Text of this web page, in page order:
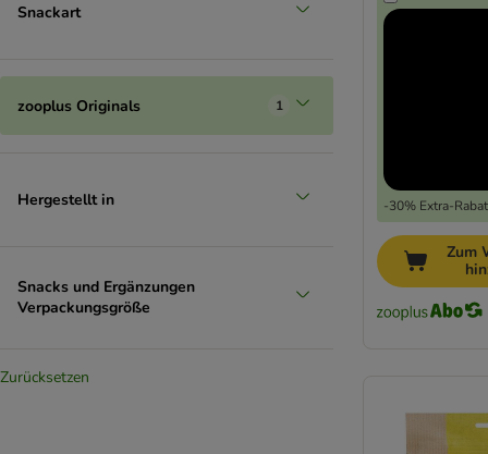
Snackart
zooplus Originals 1
Hergestellt in
Snacks und Ergänzungen
Verpackungsgröße
Zurücksetzen
-30% Extra-
Zum